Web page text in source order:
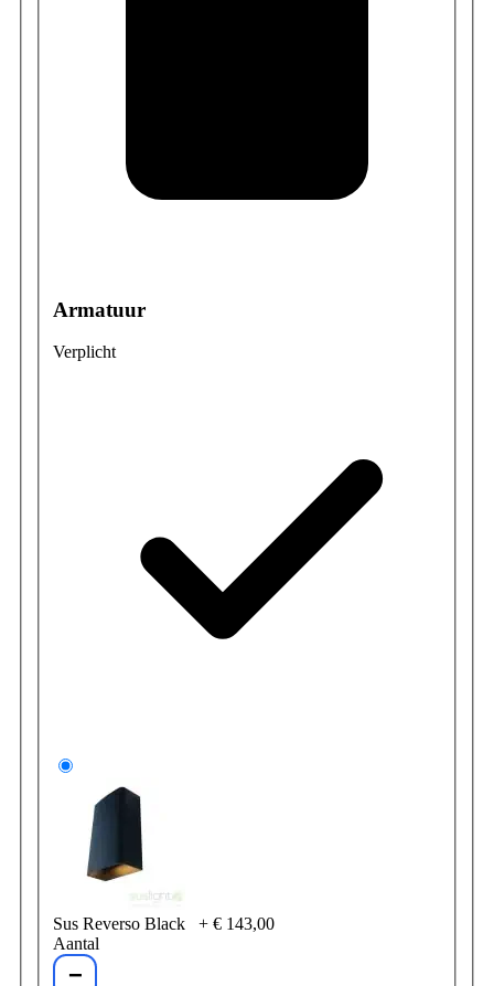
Armatuur
Verplicht
Sus Reverso Black + € 143,00
Aantal
−